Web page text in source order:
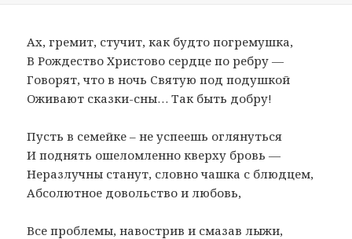
Ах, гремит, стучит, как будто погремушка,
В Рождество Христово сердце по ребру —
Говорят, что в ночь Святую под подушкой
Оживают сказки-сны… Так быть добру!
Пусть в семейке – не успеешь оглянуться
И поднять ошеломленно кверху бровь —
Неразлучны станут, словно чашка с блюдцем,
Абсолютное довольство и любовь,
Все проблемы, навострив и смазав лыжи,